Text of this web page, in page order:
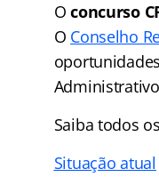
Oconcurso
O Conselho
Saiba todos
Situação atual